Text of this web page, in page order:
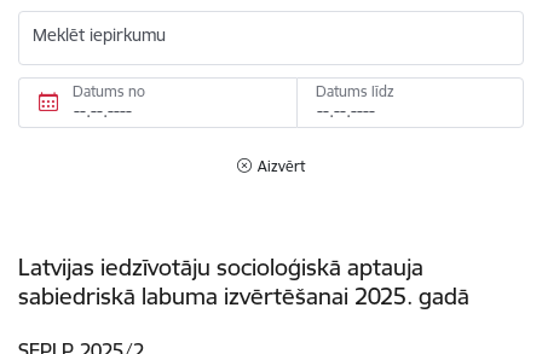
Meklēt iepirkumu
Datums no Datums līdz
Aizvērt
Latvijas iedzīvotāju socioloģiskā aptauja
sabiedriskā labuma izvērtēšanai 2025. gadā